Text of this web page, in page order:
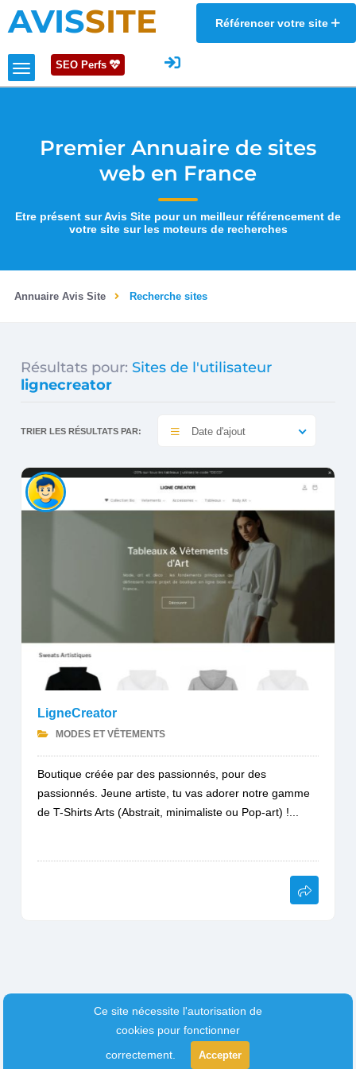
AVISSITE Référencer votre site
SEO Perfs
Premier Annuaire de sites
web en France
Etre présent sur Avis Site pour un meilleur référencement de
votre site sur les moteurs de recherches
Annuaire Avis Site Recherche sites
Résultats pour: Sites de l'utilisateur
lignecreator
TRIER LES RÉSULTATS PAR: Date d'ajout
LigneCreator
MODES ET VÊTEMENTS
Boutique créée par des passionnés, pour des
passionnés. Jeune artiste, tu vas adorer notre gamme
de T-Shirts Arts (Abstrait, minimaliste ou Pop-art) !...
Ce site nécessite l'autorisation de
cookies pour fonctionner
correctement.
Accepter